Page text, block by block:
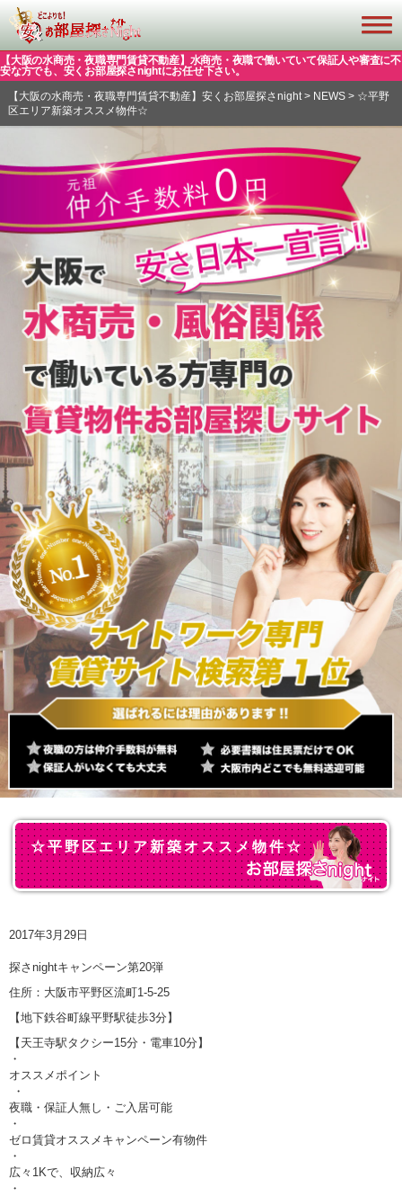
【大阪の水商売・夜職専門賃貸不動産】水商売・夜職で働いていて保証人や審査に不
安な方でも、安くお部屋探さnightにお任せ下さい。
【大阪の水商売・夜職専門賃貸不動産】安くお部屋探さnight> NEWS> ☆平野
区エリア新築オススメ物件☆
☆平野区エリア新築オススメ物件☆
2017年3月29日
探さnightキャンペーン第20弾
住所：大阪市平野区流町1-5-25
【地下鉄谷町線平野駅徒歩3分】
【天王寺駅タクシー15分・電車10分】
・
オススメポイント
・
夜職・保証人無し・ご入居可能
・
ゼロ賃貸オススメキャンペーン有物件
・
広々1Kで、収納広々
・